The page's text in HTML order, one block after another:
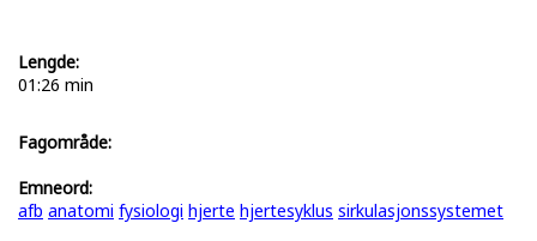
Lengde:
01:26 min
Fagområde:
Emneord:
afb anatomi fysiologi hjerte hjertesyklus sirkulasjonssystemet